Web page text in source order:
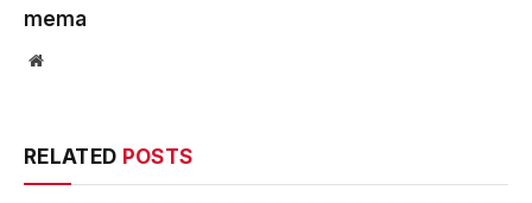
mema
Website
RELATED POSTS